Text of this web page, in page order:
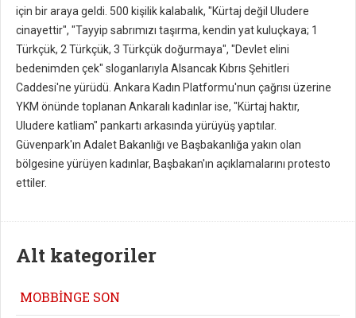
için bir araya geldi. 500 kişilik kalabalık, "Kürtaj değil Uludere
cinayettir", "Tayyip sabrımızı taşırma, kendin yat kuluçkaya; 1
Türkçük, 2 Türkçük, 3 Türkçük doğurmaya", "Devlet elini
bedenimden çek" sloganlarıyla Alsancak Kıbrıs Şehitleri
Caddesi'ne yürüdü. Ankara Kadın Platformu'nun çağrısı üzerine
YKM önünde toplanan Ankaralı kadınlar ise, "Kürtaj haktır,
Uludere katliam" pankartı arkasında yürüyüş yaptılar.
Güvenpark'ın Adalet Bakanlığı ve Başbakanlığa yakın olan
bölgesine yürüyen kadınlar, Başbakan'ın açıklamalarını protesto
ettiler.
Alt kategoriler
MOBBİNGE SON